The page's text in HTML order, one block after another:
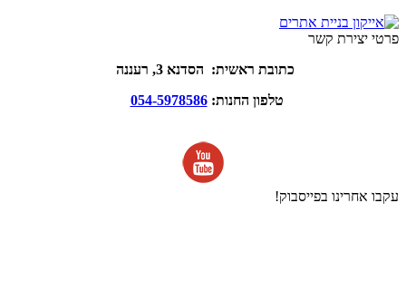
פרטי יצירת קשר
כתובת ראשית: הסדנא 3, רעננה
טלפון החנות:054-5978586
עקבו אחרינו בפייסבוק!